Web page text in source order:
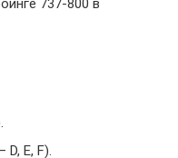
737-800 в
E, F).